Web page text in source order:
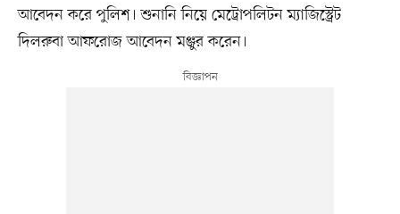
আবেদন করে পুলিশ। শুনানি নিয়ে মেট্রোপলিটন ম্যাজিস্ট্রেট
দিলরুবা আফরোজ আবেদন মঞ্জুর করেন।